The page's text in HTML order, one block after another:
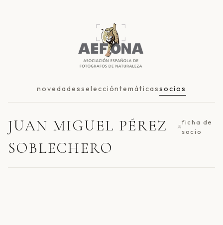
novedadesseleccióntemáticassocios
JUAN MIGUEL PÉREZ
SOBLECHERO
ficha de
socio